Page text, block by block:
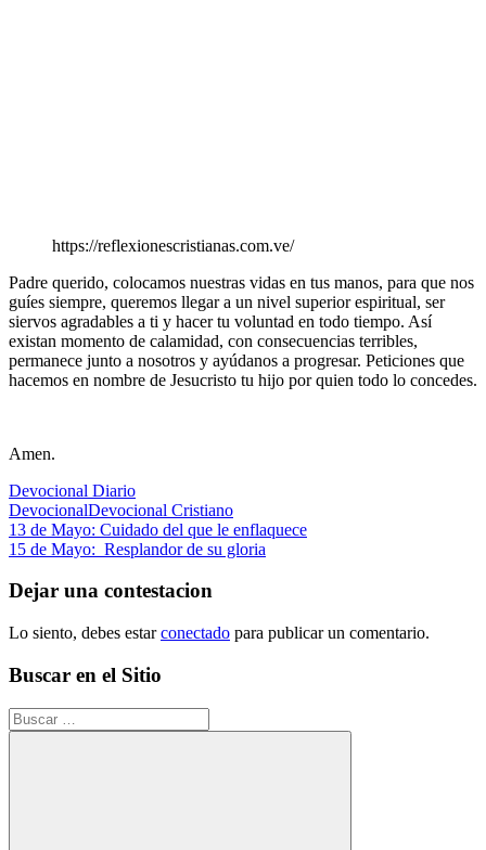
https://reflexionescristianas.com.ve/
Padre querido, colocamos nuestras vidas en tus manos, para que nos
guíes siempre, queremos llegar a un nivel superior espiritual, ser
siervos agradables a ti y hacer tu voluntad en todo tiempo. Así
existan momento de calamidad, con consecuencias terribles,
permanece junto a nosotros y ayúdanos a progresar. Peticiones que
hacemos en nombre de Jesucristo tu hijo por quien todo lo concedes.
Amen.
Devocional Diario
DevocionalDevocional Cristiano
Navegación
de
entradas
Entrada
anterior:
13 de Mayo: Cuidado del que le enflaquece
Siguiente
15 de Mayo: Resplandor de su gloria
Dejar una contestacion
Lo siento, debes estarconectado para publicar un comentario.
Buscar en el Sitio
Buscar: